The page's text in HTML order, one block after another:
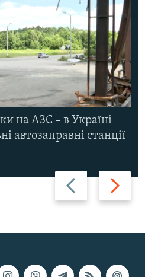
Назад Вперед
на АЗС – в Україні
автозаправні станції